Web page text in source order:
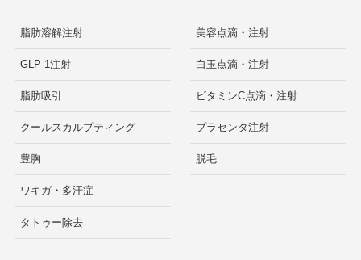
脂肪溶解注射
GLP-1注射
脂肪吸引
クールスカルプティング
豊胸
ワキガ・多汗症
タトゥー除去
美容点滴・注射
白玉点滴・注射
ビタミンC点滴・注射
プラセンタ注射
脱毛